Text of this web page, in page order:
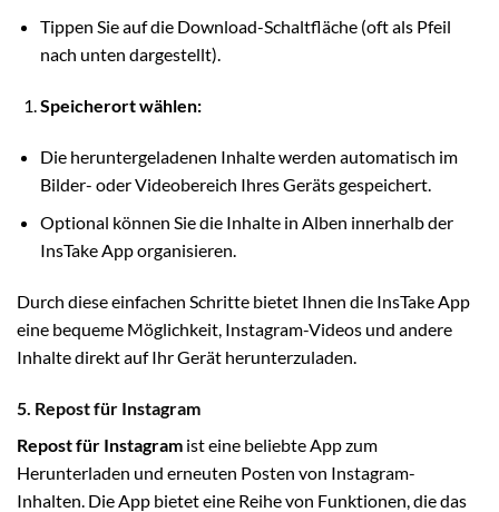
Tippen Sie auf die Download-Schaltfläche (oft als Pfeil
nach unten dargestellt).
Speicherort wählen:
Die heruntergeladenen Inhalte werden automatisch im
Bilder- oder Videobereich Ihres Geräts gespeichert.
Optional können Sie die Inhalte in Alben innerhalb der
InsTake App organisieren.
Durch diese einfachen Schritte bietet Ihnen die InsTake App
eine bequeme Möglichkeit, Instagram-Videos und andere
Inhalte direkt auf Ihr Gerät herunterzuladen.
5. Repost für Instagram
Repost für Instagram ist eine beliebte App zum
Herunterladen und erneuten Posten von Instagram-
Inhalten. Die App bietet eine Reihe von Funktionen, die das